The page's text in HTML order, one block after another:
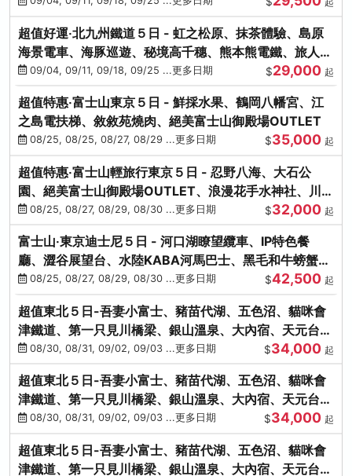
超值好運‧北九州鐵道５日 - 虹之松原、抹茶體驗、島原
海景電車、海豚巡遊、秘境高千穗、熊本熊電鐵、旅人觀
光列車-台中出發
09/04, 09/11, 09/18, 09/25 ...更多日期 $29,000 起
超值特惠‧富士山東京５日 - 鮮採水果、鶴岡八幡宮、江
之島電扶梯、敘敘苑燒肉、絕美富士山御殿場OUTLET
08/25, 08/25, 08/27, 08/29 ...更多日期 $35,000 起
超值特惠‧富士山輕旅行東京５日 - 忍野八海、大石公
園、絕美富士山御殿場OUTLET、浪漫花手水神社、川越
小江戶
08/25, 08/27, 08/29, 08/30 ...更多日期 $32,000 起
富士山‧東京迪士尼５日 - 河口湖瞭望纜車、IP特色餐
廳、澀谷展望台、水陸KABA河馬巴士、黑毛和牛螃蟹美
饌、季節採果
08/25, 08/27, 08/29, 08/30 ...更多日期 $42,500 起
超值東北５日-吾妻小富士、豬苗代湖、五色沼、貓咪會
津鐵道、第一只見川橋梁、銀山溫泉、大內宿、天元台高
原纜車
08/30, 08/31, 09/02, 09/03 ...更多日期 $34,000 起
超值東北５日-吾妻小富士、豬苗代湖、五色沼、貓咪會
津鐵道、第一只見川橋梁、銀山溫泉、大內宿、天元台高
原纜車
08/30, 08/31, 09/02, 09/03 ...更多日期 $34,000 起
超值東北５日-吾妻小富士、豬苗代湖、五色沼、貓咪會
津鐵道、第一只見川橋梁、銀山溫泉、大內宿、天元台高